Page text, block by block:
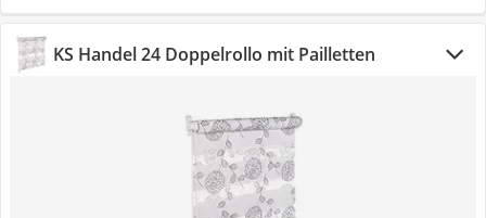
KS Handel 24 Doppelrollo mit Pailletten